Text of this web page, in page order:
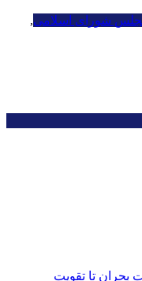
شورای اسلامی,
بحران تا تقویت